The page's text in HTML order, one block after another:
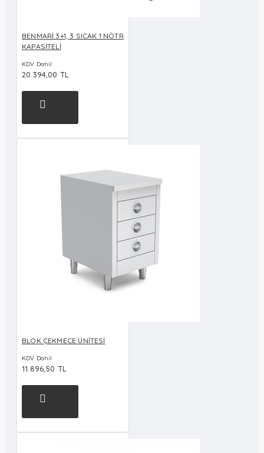
BENMARİ 3+1, 3 SICAK 1 NÖTR
KAPASİTELİ
KDV Dahil
20.394,00 TL
BLOK ÇEKMECE ÜNİTESİ
KDV Dahil
11.896,50 TL